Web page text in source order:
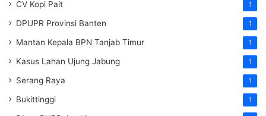
CV Kopi Pait 1
DPUPR Provinsi Banten 1
Mantan Kepala BPN Tanjab Timur 1
Kasus Lahan Ujung Jabung 1
Serang Raya 1
Bukittinggi 1